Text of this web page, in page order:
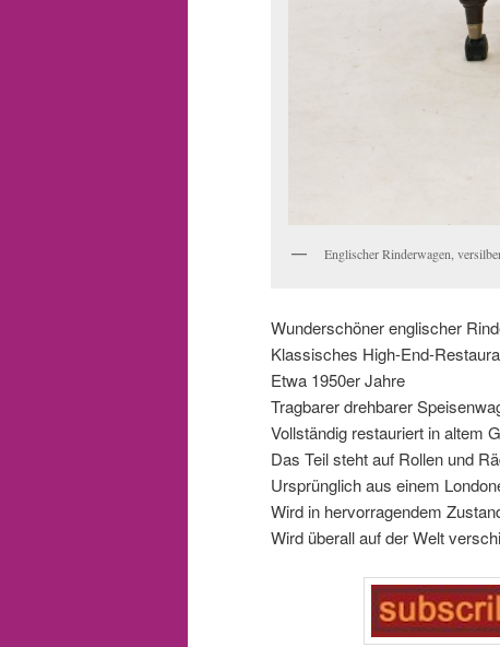
Englischer Rinderwagen,
Wunderschöner englischer
Klassisches High-End-
Etwa 1950er Jahre
Tragbarer drehbarer
Vollständig restauriert in altem
Das Teil steht auf Rollen und
Ursprünglich aus einem
Wird in hervorragendem
Wird überall auf der Welt